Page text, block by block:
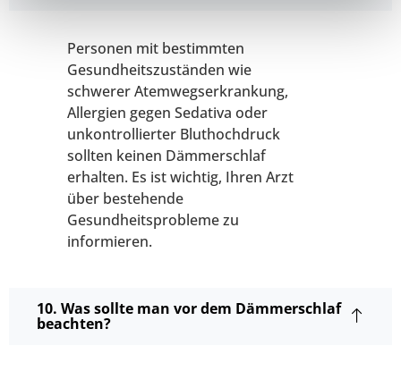
Personen mit bestimmten
Gesundheitszuständen wie
schwerer Atemwegserkrankung,
Allergien gegen Sedativa oder
unkontrollierter Bluthochdruck
sollten keinen Dämmerschlaf
erhalten. Es ist wichtig, Ihren Arzt
über bestehende
Gesundheitsprobleme zu
informieren.
10. Was sollte man vor dem Dämmerschlaf
beachten?